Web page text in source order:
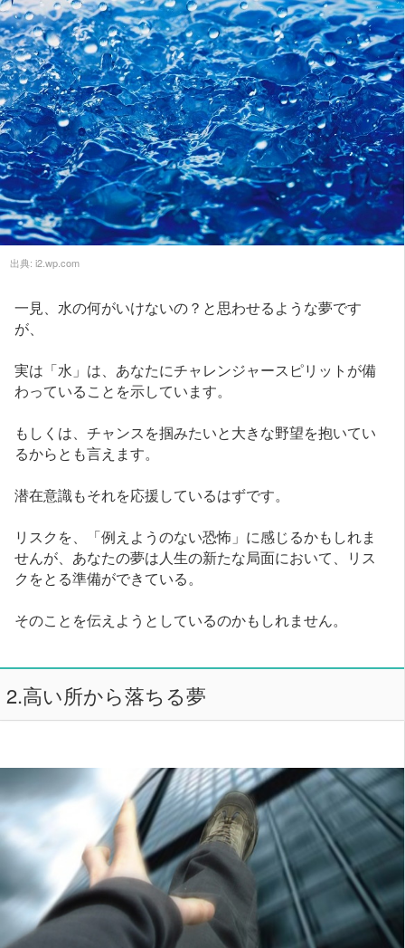
出典: i2.wp.com
一見、水の何がいけないの？と思わせるような夢です
が、
実は「水」は、あなたにチャレンジャースピリットが備
わっていることを示しています。
もしくは、チャンスを掴みたいと大きな野望を抱いてい
るからとも言えます。
潜在意識もそれを応援しているはずです。
リスクを、「例えようのない恐怖」に感じるかもしれま
せんが、あなたの夢は人生の新たな局面において、リス
クをとる準備ができている。
そのことを伝えようとしているのかもしれません。
2.高い所から落ちる夢